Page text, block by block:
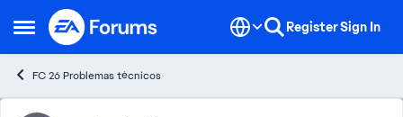
Open Side Menu
Skip to content RegisterSign In
FC 26 Problemas técnicos